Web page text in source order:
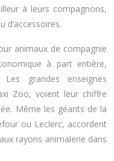
à leurs compagnons,
d’accessoires.
animaux de compagnie
à part entière,
Les grandes enseignes
Zoo, voient leur chiffre
Même les géants de la
ou Leclerc, accordent
rayons animalerie dans